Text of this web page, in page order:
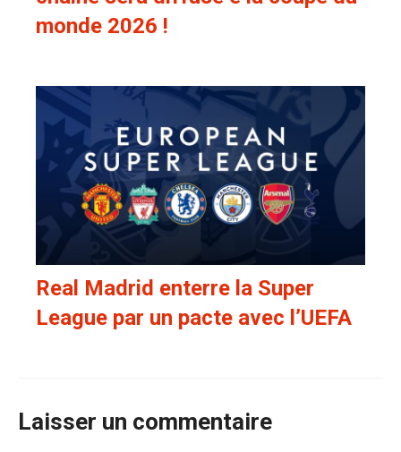
monde 2026 !
Real Madrid enterre la Super
League par un pacte avec l’UEFA
Laisser un commentaire